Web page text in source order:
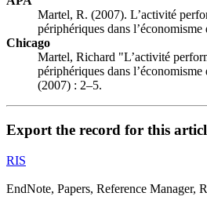
Martel, R. (2007). L’activité
périphériques dans l’économisme
Chicago
Martel, Richard "L’activité
périphériques dans
(2007) : 2–5.
Export the record for this
RIS
EndNote, Papers, Reference Manager,